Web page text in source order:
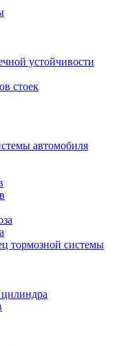
устойчивости
стоек
автомобиля
тормозной системы
цилиндра